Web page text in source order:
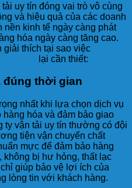
uy tín đóng vai trò vô cùng
và hiệu quả của các doanh
nền kinh tế ngày càng phát
hóa ngày càng tăng cao.
thích tại sao việc
lại cần thiết:
đúng thời gian
nhất khi lựa chọn dịch vụ
hóa và đảm bảo giao
ty vận tải uy tín thường có đội
tiện vận chuyển chất
mực để đảm bảo hàng
không bị hư hỏng, thất lạc
giúp bảo vệ lợi ích của
lòng tin với khách hàng.